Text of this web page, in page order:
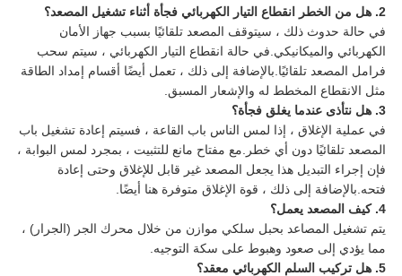
2. هل من الخطر انقطاع التيار الكهربائي فجأة أثناء تشغيل المصعد؟
في حالة حدوث ذلك ، سيتوقف المصعد تلقائيًا بسبب جهاز الأمان
الكهربائي والميكانيكي.في حالة انقطاع التيار الكهربائي ، سيتم سحب
فرامل المصعد تلقائيًا.بالإضافة إلى ذلك ، تعمل أيضًا أقسام إمداد الطاقة
مثل الانقطاع المخطط له والإشعار المسبق.
3. هل نتأذى عندما يغلق فجأة؟
في عملية الإغلاق ، إذا لمس الناس باب القاعة ، فسيتم إعادة تشغيل باب
المصعد تلقائيًا دون أي خطر.مع مفتاح مانع للتثبيت ، بمجرد لمس البوابة ،
فإن إجراء التبديل هذا يجعل المصعد غير قابل للإغلاق وحتى إعادة
فتحه.بالإضافة إلى ذلك ، قوة الإغلاق متوفرة هنا أيضًا.
4. كيف المصعد يعمل؟
يتم تشغيل المصاعد بحبل سلكي موازن من خلال محرك الجر (الجرار) ،
مما يؤدي إلى صعود وهبوط على سكة التوجيه.
5. هل تركيب السلم الكهربائي معقد؟